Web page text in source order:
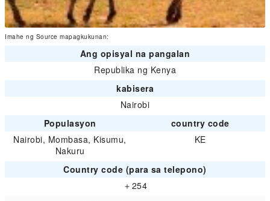
Imahe ng Source mapagkukunan:
Ang opisyal na pangalan
Republika ng Kenya
kabisera
Nairobi
Populasyon
country code
Nairobi, Mombasa, Kisumu,
Nakuru
KE
Country code (para sa telepono)
＋254